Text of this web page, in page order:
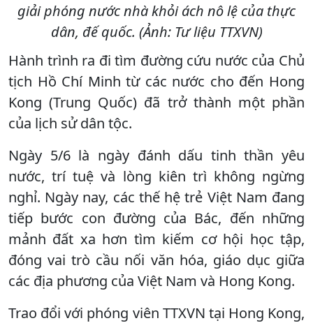
giải phóng nước nhà khỏi ách nô lệ của thực
dân, đế quốc. (Ảnh: Tư liệu TTXVN)
Hành trình ra đi tìm đường cứu nước của Chủ
tịch Hồ Chí Minh từ các nước cho đến Hong
Kong (Trung Quốc) đã trở thành một phần
của lịch sử dân tộc.
Ngày 5/6 là ngày đánh dấu tinh thần yêu
nước, trí tuệ và lòng kiên trì không ngừng
nghỉ. Ngày nay, các thế hệ trẻ Việt Nam đang
tiếp bước con đường của Bác, đến những
mảnh đất xa hơn tìm kiếm cơ hội học tập,
đóng vai trò cầu nối văn hóa, giáo dục giữa
các địa phương của Việt Nam và Hong Kong.
Trao đổi với phóng viên TTXVN tại Hong Kong,